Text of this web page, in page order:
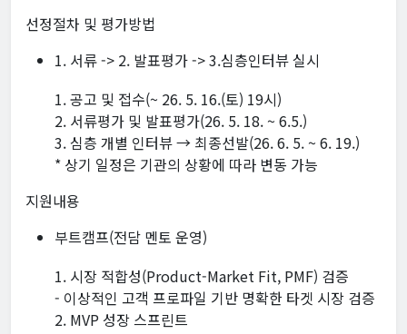
선정절차 및 평가방법
1. 서류 -> 2. 발표평가 -> 3.심층인터뷰 실시
1. 공고 및 접수(~ 26. 5. 16.(토) 19시)
2. 서류평가 및 발표평가(26. 5. 18. ~ 6.5.)
3. 심층 개별 인터뷰 → 최종선발(26. 6. 5. ~ 6. 19.)
* 상기 일정은 기관의 상황에 따라 변동 가능
지원내용
부트캠프(전담 멘토 운영)
1. 시장 적합성(Product-Market Fit, PMF) 검증
- 이상적인 고객 프로파일 기반 명확한 타겟 시장 검증
2. MVP 성장 스프린트